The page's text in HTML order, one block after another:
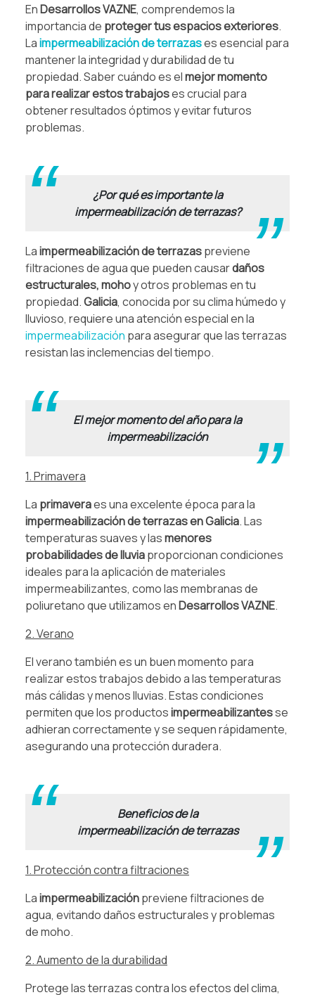
EnDesarrollos VAZNE, comprendemos la
importancia de proteger tus espacios exteriores.
Laimpermeabilización de terrazases esencial para
mantener la integridad y durabilidad de tu
propiedad. Saber cuándo es elmejor momento
para realizar estos trabajoses crucial para
obtener resultados óptimos y evitar futuros
problemas.
¿Por qué es importante la
impermeabilización de terrazas?
Laimpermeabilización de terrazaspreviene
filtraciones de agua que pueden causardaños
estructurales, mohoy otros problemas en tu
propiedad.Galicia, conocida por su clima húmedo y
lluvioso, requiere una atención especial en la
impermeabilización para asegurar que las terrazas
resistan las inclemencias del tiempo.
El mejor momento del año para la
impermeabilización
1. Primavera
La primaveraes una excelente época para la
impermeabilización de terrazas en Galicia. Las
temperaturas suaves y lasmenores
probabilidades de lluviaproporcionan condiciones
ideales para la aplicación de materiales
impermeabilizantes, como las membranas de
poliuretano que utilizamos enDesarrollos VAZNE.
2. Verano
El verano también es un buen momento para
realizar estos trabajos debido a las temperaturas
más cálidas y menos lluvias. Estas condiciones
permiten que los productosimpermeabilizantesse
adhieran correctamente y se sequen rápidamente,
asegurando una protección duradera.
Beneficios de la
impermeabilización de terrazas
1. Protección contra filtraciones
Laimpermeabilizaciónpreviene filtraciones de
agua, evitando daños estructurales y problemas
de moho.
2. Aumento de la durabilidad
Protege las terrazas contra los efectos del clima,